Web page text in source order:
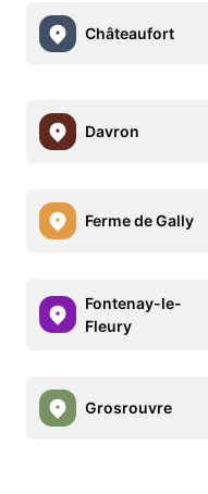
Châteaufort
Davron
Ferme de Gally
Fontenay-le-
Fleury
Grosrouvre